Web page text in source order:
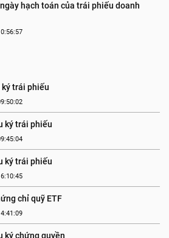
hạch toán của trái phiếu doanh
ký trái phiếu
ký trái phiếu
ký trái phiếu
chỉ quỹ ETF
ký chứng quyền